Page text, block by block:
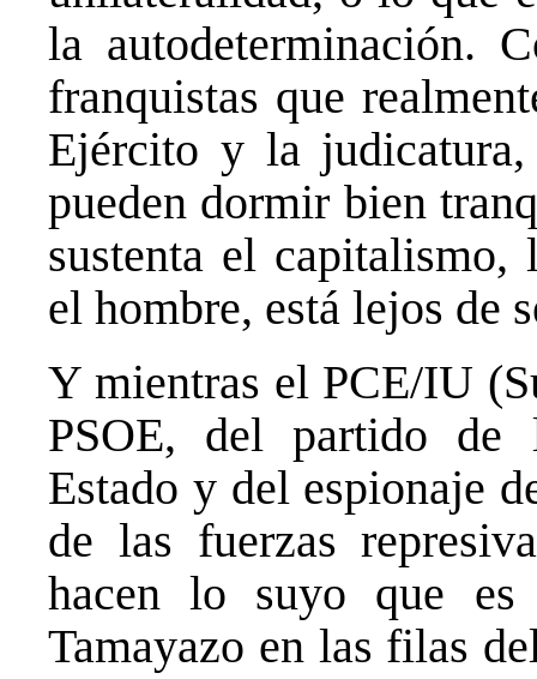
la autodeterminación.
franquistas que
Ejército y la
pueden dormir bien
sustenta el
el hombre, está lejos de
Y mientras el PCE/IU
PSOE, del partido
Estado y del espionaje
de las fuerzas
hacen lo suyo que es
Tamayazo en las filas